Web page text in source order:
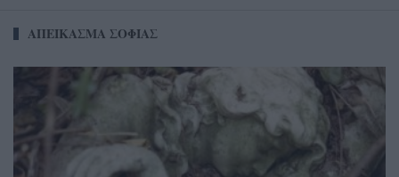
ΑΠΕΙΚΑΣΜΑ ΣΟΦΙΑΣ